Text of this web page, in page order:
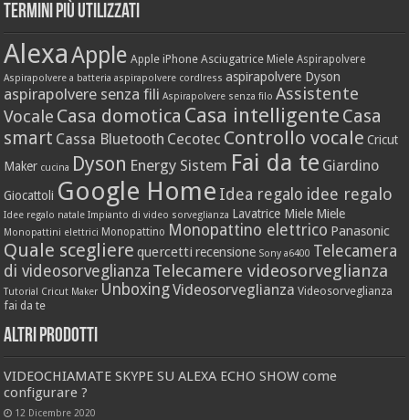
Termini più utilizzati
AlexaApple Apple iPhone Asciugatrice Miele Aspirapolvere
Aspirapolvere a batteria aspirapolvere cordlress aspirapolvere Dyson
aspirapolvere senza fili Aspirapolvere senza filo Assistente
Vocale Casa domotica Casa intelligente Casa
smart Cassa Bluetooth Cecotec Controllo vocale Cricut
Maker cucina Dyson Energy Sistem Fai da te Giardino
Giocattoli Google Home Idea regalo idee regalo
Idee regalo natale Impianto di video sorveglianza Lavatrice Miele Miele
Monopattini elettrici Monopattino Monopattino elettrico Panasonic
Quale scegliere quercetti recensione Sony a6400 Telecamera
di videosorveglianza Telecamere videosorveglianza
Tutorial Cricut Maker UnboxingVideosorveglianza Videosorveglianza
fai da te
Altri prodotti
VIDEOCHIAMATE SKYPE SU ALEXA ECHO SHOW come
configurare ?
12 Dicembre 2020